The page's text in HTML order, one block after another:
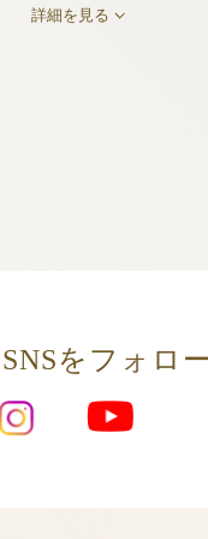
詳細を見る
SNSをフォロ